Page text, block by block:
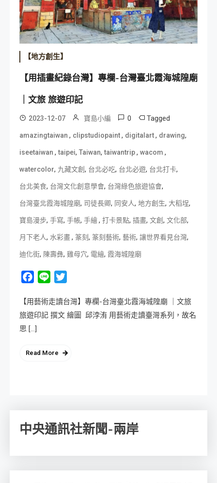
【地方創生】
【用插畫紀錄台灣】專欄-台灣臺北霞海城隍廟
｜文旅 旅遊印記
2023-12-07 寶島小編 0 Tagged
amazingtaiwan , clipstudiopaint, digitalart, drawing,
iseetaiwan ,taipei, Taiwan,taiwantrip, wacom ,
watercolor, 九藏文創 , 台北必吃, 台北必遊, 台北打卡,
台北美食, 台灣文化創意學會, 台灣綠色旅遊協會,
台灣臺北霞海城隍廟, 司徒長卿, 同安人, 地方創生, 大稻埕,
寶島漫步, 手寫, 手帳, 手繪, 打卡景點, 插畫, 文創 , 文化部,
月下老人, 水彩畫, 篆刻, 篆刻藝術, 藝術, 讓世界看見台灣,
迪化街, 陳壽彝, 雞母穴, 電繪, 霞海城隍廟
Facebook
Line
【用藝術走讀台灣】專欄-台灣臺北霞海城隍廟 ｜文旅
旅遊印記 撰文 繪圖 邱浡洧 用藝術走讀臺灣系列，故名
思 […]
Read More
中央通訊社新聞-兩岸